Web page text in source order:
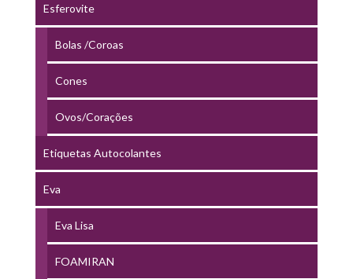
Esferovite
Bolas /Coroas
Cones
Ovos/Corações
Etiquetas Autocolantes
Eva
Eva Lisa
FOAMIRAN